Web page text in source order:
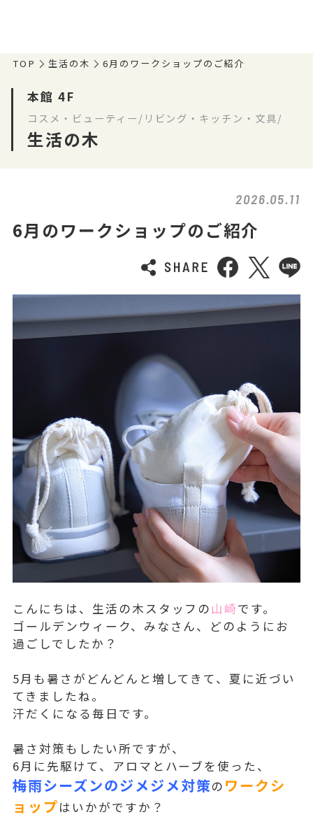
TOP 生活の木 6月のワークショップのご紹介
本館 4F
コスメ・ビューティー/リビング・キッチン・文具/
生活の木
2026.05.11
6月のワークショップのご紹介
こんにちは、生活の木スタッフの山崎です。
ゴールデンウィーク、みなさん、どのようにお
過ごしでしたか？
5月も暑さがどんどんと増してきて、夏に近づい
てきましたね。
汗だくになる毎日です。
暑さ対策もしたい所ですが、
6月に先駆けて、アロマとハーブを使った、
梅雨シーズンのジメジメ対策の ワークシ
ョップはいかがですか？